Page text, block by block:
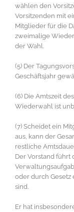
wählen den
Vorsitzenden mit
Mitglieder für die
zweimalige
der Wahl.
(5) Der
Geschäftsjahr
(6) Die Amtszeit
Wiederwahl ist
(7) Scheidet ein
aus, kann der
restliche
Der Vorstand führt
oder durch Gesetz
sind.
Er hat